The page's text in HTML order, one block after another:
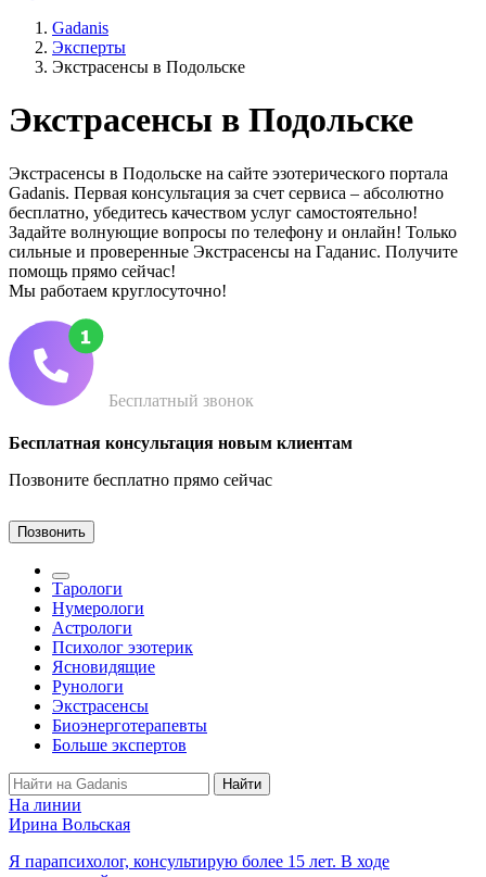
Gadanis
Эксперты
Экстрасенсы в Подольске
Экстрасенсы в Подольске
Экстрасенсы в Подольске на сайте эзотерического портала
Gadanis. Первая консультация за счет сервиса – абсолютно
бесплатно, убедитесь качеством услуг самостоятельно!
Задайте волнующие вопросы по телефону и онлайн! Только
сильные и проверенные Экстрасенсы на Гаданис. Получите
помощь прямо сейчас!
Мы работаем круглосуточно!
Бесплатный звонок
Бесплатная консультация новым клиентам
Позвоните бесплатно прямо сейчас
Позвонить
Тарологи
Нумерологи
Астрологи
Психолог эзотерик
Ясновидящие
Рунологи
Экстрасенсы
Биоэнерготерапевты
Больше экспертов
На линии
Ирина Вольская
Я парапсихолог, консультирую более 15 лет. В ходе